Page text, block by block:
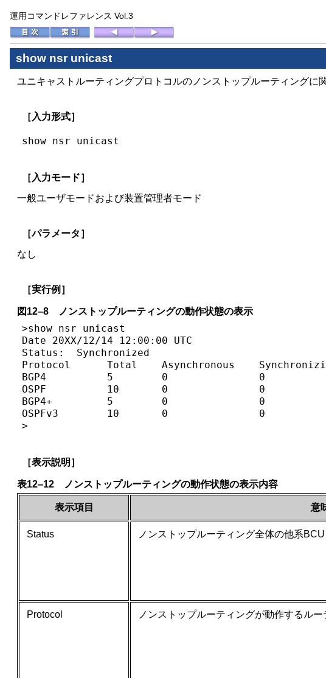
運用コマンドレファレンス Vol.3
show nsr unicast
ユニキャストルーティングプロトコルのノンストップルーティングに
［入力形式］
show nsr unicast
［入力モード］
一般ユーザモードおよび装置管理者モード
［パラメータ］
なし
［実行例］
図12‒8 ノンストップルーティングの動作状態の表示
>show nsr unicast
Date 20XX/12/14 12:00:00 UTC
Status:  Synchronized
Protocol      Total    Asynchronous
BGP4          5        0               0
OSPF          10       0               0
BGP4+         5        0               0
OSPFv3        10       0               0
>
［表示説明］
表12‒12 ノンストップルーティングの動作状態の表示内容
表示項目 意
Status ノンストップルーティング全体の他系
Protocol ノンストップルーティングが動作するル